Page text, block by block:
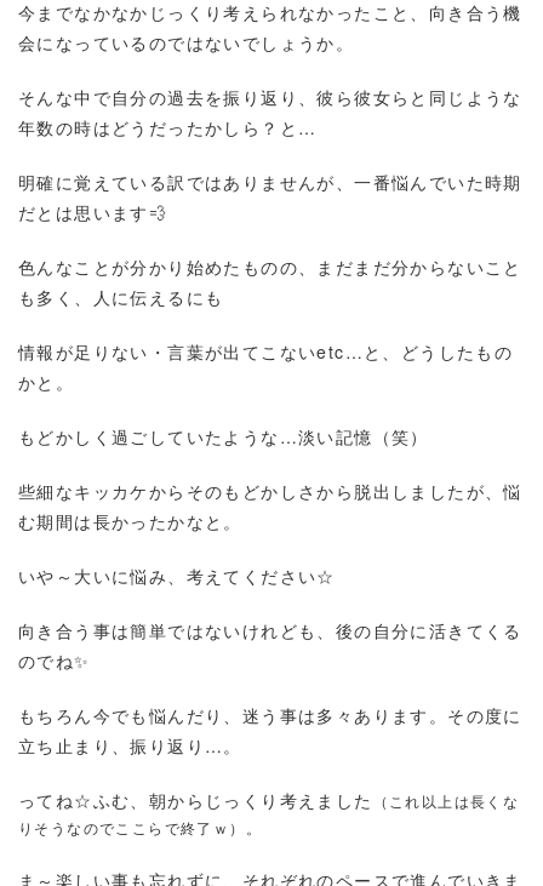
今までなかなかじっくり考えられなかったこと、向き合う機
会になっているのではないでしょうか。
そんな中で自分の過去を振り返り、彼ら彼女らと同じような
年数の時はどうだったかしら？と…
明確に覚えている訳ではありませんが、一番悩んでいた時期
だとは思います💨
色んなことが分かり始めたものの、まだまだ分からないこと
も多く、人に伝えるにも
情報が足りない・言葉が出てこないetc…と、どうしたもの
かと。
もどかしく過ごしていたような…淡い記憶（笑）
些細なキッカケからそのもどかしさから脱出しましたが、悩
む期間は長かったかなと。
いや～大いに悩み、考えてください☆
向き合う事は簡単ではないけれども、後の自分に活きてくる
のでね✨
もちろん今でも悩んだり、迷う事は多々あります。その度に
立ち止まり、振り返り…。
ってね☆ふむ、朝からじっくり考えました （ これ以上は長くな
りそうなのでここらで終了ｗ）。
ま～楽しい事も忘れずに、それぞれのペースで進んでいきま